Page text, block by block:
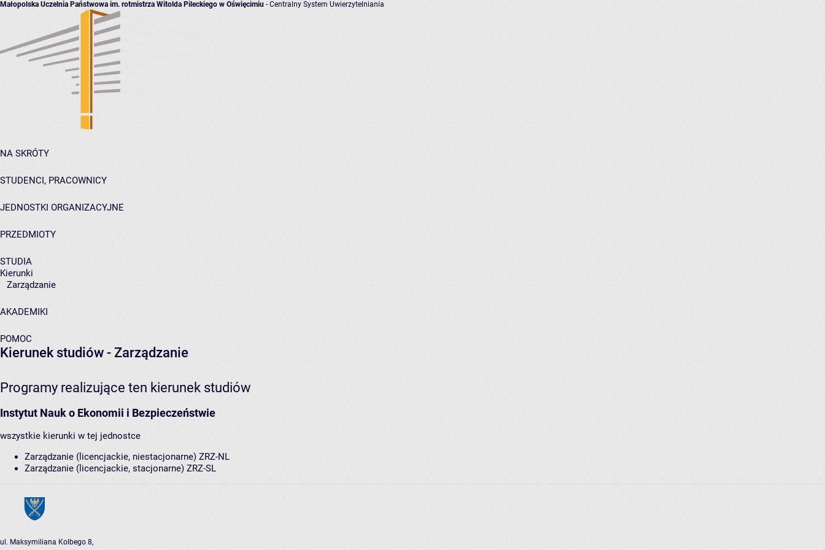
Małopolska Uczelnia Państwowa im. rotmistrza Witolda Pileckiego w Oświęcimiu - Centralny System Uwierzytelniania
NA SKRÓTY
STUDENCI, PRACOWNICY
JEDNOSTKI ORGANIZACYJNE
PRZEDMIOTY
STUDIA
Kierunki
Zarządzanie
AKADEMIKI
POMOC
Kierunek studiów - Zarządzanie
Programy realizujące ten kierunek studiów
Instytut Nauk o Ekonomii i Bezpieczeństwie
wszystkie kierunki w tej jednostce
Zarządzanie (licencjackie, niestacjonarne) ZRZ-NL
Zarządzanie (licencjackie, stacjonarne) ZRZ-SL
ul. Maksymiliana Kolbego 8,